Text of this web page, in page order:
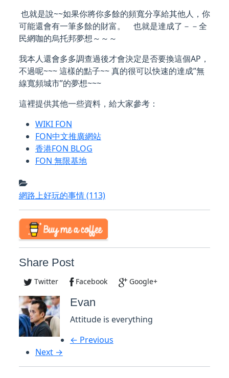
也就是說~~如果你將你多餘的頻寬分享給其他人，你
可能還會有一筆多餘的財富。 也就是達成了－－全
民網咖的烏托邦夢想～～～
我本人還會多多調查過後才會決定是否要換這個AP，
不過呢~~~ 這樣的點子~~ 真的很可以快速的達成”無
線寬頻城市”的夢想~~~
這裡提供其他一些資料，給大家參考：
WIKI FON
FON中文推廣網站
香港FON BLOG
FON 無限基地
網路上好玩的事情(113)
Share Post
Twitter Facebook Google+
Evan
Attitude is everything
← Previous
Next →